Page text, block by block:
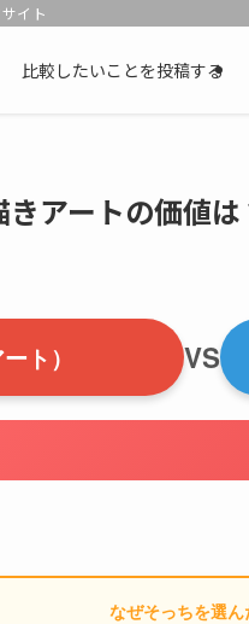
イト
比較したいことを投稿する
アートの価値は
ト） VS
なぜそっちを選ん